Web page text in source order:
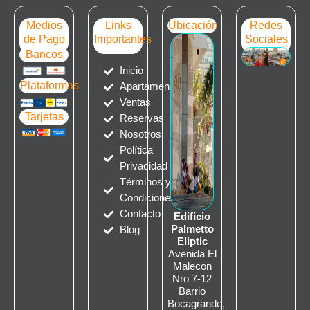
Medios
de Pago
Bancos
Plataformas
Tarjetas
Links
Importantes
Inicio
Apartamentos
Ventas
Reservas
Nosotros
Política
Privacidad
Términos y
Condiciones
Contacto
Blog
Ubicación
Edificio
Palmetto
Eliptic
Avenida El
Malecon
Nro 7-12
Barrio
Bocagrande,
Redes
Sociales